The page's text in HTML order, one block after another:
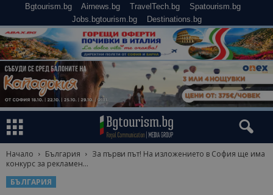
Bgtourism.bg Airnews.bg TravelTech.bg
Spatourism.bg
Jobs.bgtourism.bg
Destinations.bg
Начало България
За първи път! На изложението в София ще има
конкурс за рекламен...
БЪЛГАРИЯ